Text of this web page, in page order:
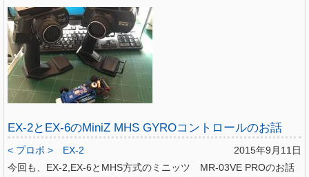
EX-2とEX-6のMiniZ MHS GYROコントロールのお話
2015年9月11日
< プロポ >
EX-2
今回も、EX-2,EX-6とMHS方式のミニッツ MR-03VE PROのお話